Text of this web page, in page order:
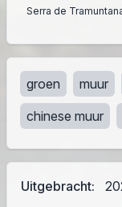
Uitgebracht:
Serra de
groen muur
chinese muur